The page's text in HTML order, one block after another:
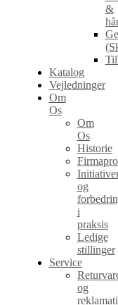
&
Katalog
Vejledninger
Om
Os
Om
Os
Historie
og
i
praksis
Ledige
stillinger
Service
og